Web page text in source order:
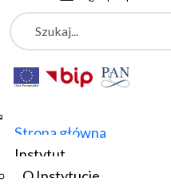
Szukaj
Strona główna
Instytut
O Instytucie